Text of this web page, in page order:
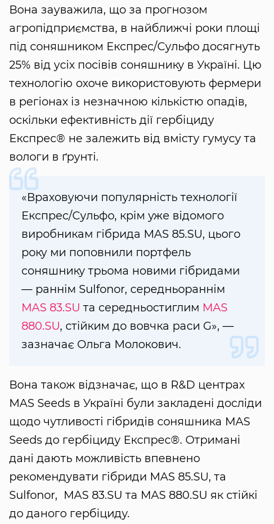
Вона зауважила, що за прогнозом
агропідприємства, в найближчі роки площі
під соняшником Експрес/Сульфо досягнуть
25% від усіх посівів соняшнику в Україні. Цю
технологію охоче використовують фермери
в регіонах із незначною кількістю опадів,
оскільки ефективність дії гербіциду
Експрес® не залежить від вмісту гумусу та
вологи в ґрунті.
«Враховуючи популярність технології
Експрес/Сульфо, крім уже відомого
виробникам гібрида MAS 85.SU, цього
року ми поповнили портфель
соняшнику трьома новими гібридами
— раннім Sulfonor, середньораннім
MAS 83.SU та середньостиглим MAS
880.SU, стійким до вовчка раси G», —
зазначає Ольга Молокович.
Вона також відзначає, що в R&D центрах
MAS Seeds в Україні були закладені досліди
щодо чутливості гібридів соняшника MAS
Seeds до гербіциду Експрес®. Отримані
дані дають можливість впевнено
рекомендувати гібриди MAS 85.SU, та
Sulfonor, MAS 83.SU та MAS 880.SU як стійкі
до даного гербіциду.